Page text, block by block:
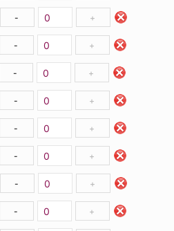
- +
- +
- +
- +
- +
- +
- +
- +